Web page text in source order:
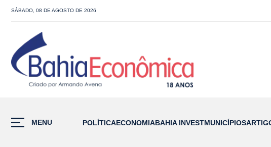
SÁBADO, 08 DE AGOSTO DE 2026
MENU POLÍTICAECONOMIABAHIA INVESTMUNICÍPIOS